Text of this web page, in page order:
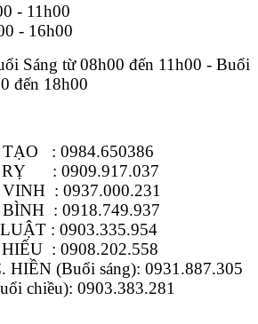
- 11h00
- 16h00
Sáng từ 08h00 đến 11h00 - Buổi
đến 18h00
TẠO : 0984.650386
RỴ : 0909.917.037
: 0937.000.231
BÌNH : 0918.749.937
: 0903.335.954
: 0908.202.558
HIỀN (Buổi sáng): 0931.887.305
chiều): 0903.383.281